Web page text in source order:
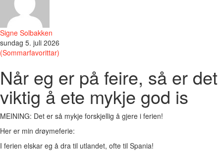
Signe Solbakken
sundag 5. juli 2026
(Sommarfavorittar)
Når eg er på feire, så er det
viktig å ete mykje god is
MEINING: Det er så mykje forskjellig å gjere i ferien!
Her er min drøymeferie:
I ferien elskar eg å dra til utlandet, ofte til Spania!